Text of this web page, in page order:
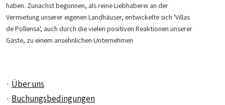
haben. Zunächst begonnen, als reine Liebhaberei an der
Vermietung unserer eigenen Landhäuser, entwickelte sich 'Villas
de Pollensa', auch durch die vielen positiven Reaktionen unserer
Gäste, zu einem ansehnlichen Unternehmen
Über uns
Buchungsbedingungen